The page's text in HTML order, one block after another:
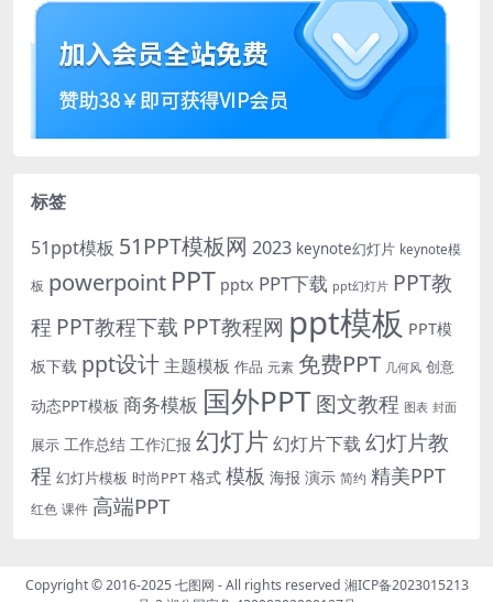
标签
51ppt模板 51PPT模板网 2023 keynote幻灯片 keynote模
板 powerpoint PPT pptx PPT下载 ppt幻灯片 PPT教
程 PPT教程下载 PPT教程网 ppt模板 PPT模
板下载 ppt设计 主题模板 作品 元素 免费PPT 几何风 创意
动态PPT模板 商务模板 国外PPT图文教程 图表 封面
展示 工作总结 工作汇报 幻灯片 幻灯片下载 幻灯片教
程 幻灯片模板 时尚PPT 格式 模板 海报 演示 简约 精美PPT
红色 课件 高端PPT
Copyright © 2016-2025七图网 - All rights reserved 湘ICP备2023015213